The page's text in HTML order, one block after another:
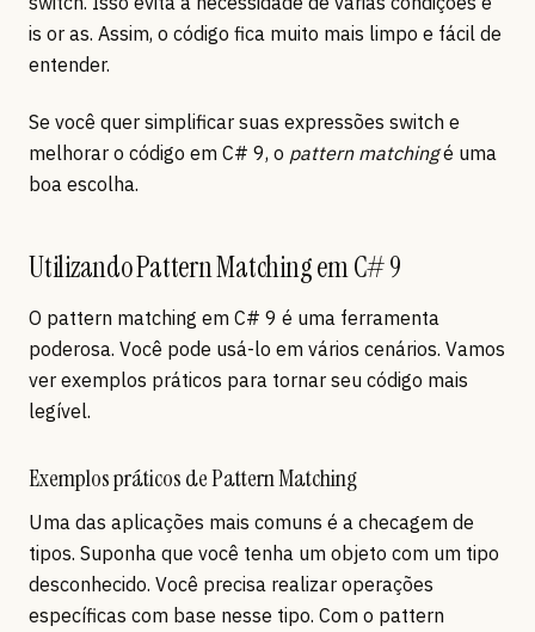
is or as. Assim, o código fica muito mais limpo e fácil de
entender.
Se você quer simplificar suas expressões switch e
melhorar o código em C# 9, o pattern matchingé uma
boa escolha.
Utilizando Pattern Matching em C# 9
O pattern matching em C# 9 é uma ferramenta
poderosa. Você pode usá-lo em vários cenários. Vamos
ver exemplos práticos para tornar seu código mais
legível.
Exemplos práticos de Pattern Matching
Uma das aplicações mais comuns é a checagem de
tipos. Suponha que você tenha um objeto com um tipo
desconhecido. Você precisa realizar operações
específicas com base nesse tipo. Com o pattern